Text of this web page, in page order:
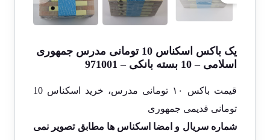
یک باکس اسکناس 10 تومانی مدرس جمهوری
اسلامی – 10 بسته بانکی – 971001
قیمت باکس ۱۰ تومانی مدرس، خرید اسکناس 10
تومانی قدیمی جمهوری
شماره سریال و امضا اسکناس ها مطابق تصویر نمی